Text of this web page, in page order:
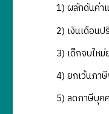
1) ผลักดันค่าแร
2) เงินเดือนปริ
3) เด็กจบใหม่ย
4) ยกเว้นภาษีพ่
5) ลดภาษีบุคค